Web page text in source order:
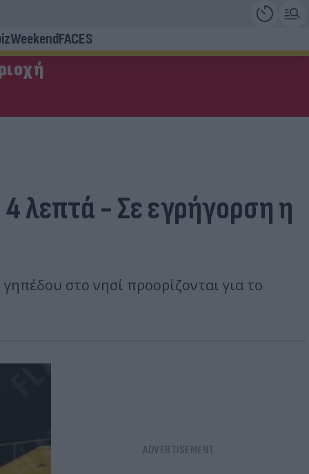
WeekendFACES
4 λεπτά - Σε εγρήγορση η
στο νησί προορίζονται για το